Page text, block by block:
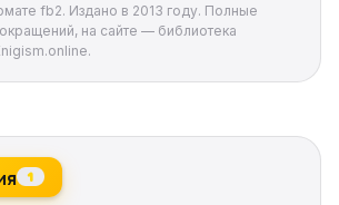
fb2. Издано в 2013 году. Полные
на сайте — библиотека
1